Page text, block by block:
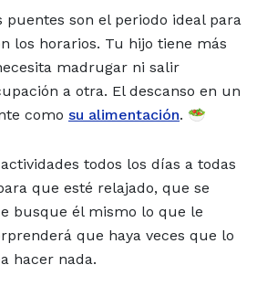
puentes son el periodo ideal para
los horarios. Tu hijo tiene más
madrugar ni salir
a otra. El descanso en un
como su alimentación. 🥗
todos los días a todas
que esté relajado, que se
busque él mismo lo que le
que haya veces que lo
hacer nada.